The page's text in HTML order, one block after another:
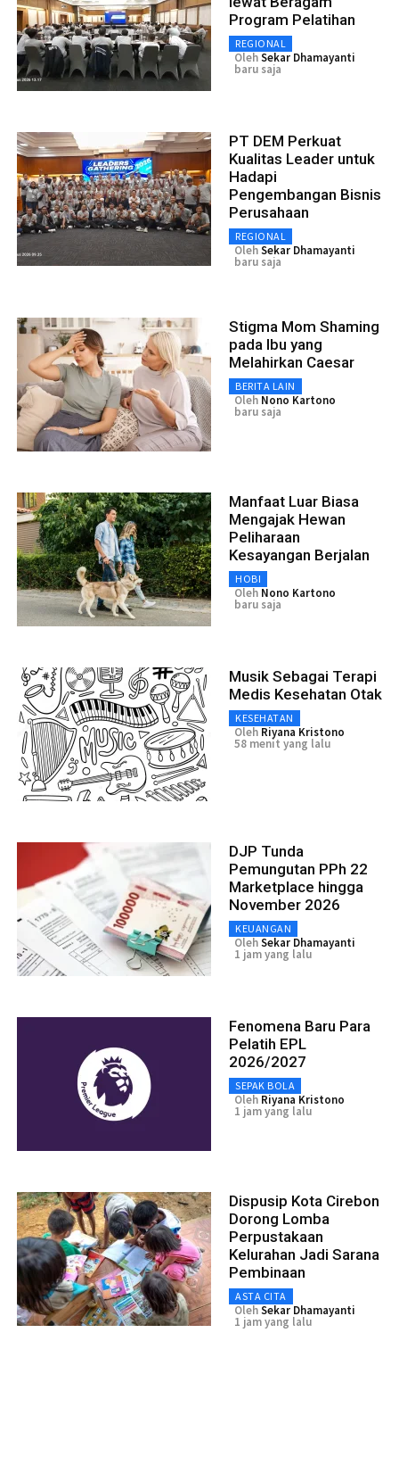
Program Pelatihan
REGIONAL
OlehSekar Dhamayanti
baru saja
PT DEM Perkuat
Kualitas Leader untuk
Hadapi
Pengembangan Bisnis
Perusahaan
REGIONAL
OlehSekar Dhamayanti
baru saja
Stigma Mom Shaming
pada Ibu yang
Melahirkan Caesar
BERITA LAIN
Oleh Nono Kartono
baru saja
Manfaat Luar Biasa
Mengajak Hewan
Peliharaan
Kesayangan Berjalan
HOBI
Oleh Nono Kartono
baru saja
Musik Sebagai Terapi
Medis Kesehatan Otak
KESEHATAN
Oleh Riyana Kristono
58 menit yang lalu
DJP Tunda
Pemungutan PPh 22
Marketplace hingga
November 2026
KEUANGAN
OlehSekar Dhamayanti
1 jam yang lalu
Fenomena Baru Para
Pelatih EPL
2026/2027
SEPAK BOLA
Oleh Riyana Kristono
1 jam yang lalu
Dispusip Kota Cirebon
Dorong Lomba
Perpustakaan
Kelurahan Jadi Sarana
Pembinaan
ASTA CITA
OlehSekar Dhamayanti
1 jam yang lalu